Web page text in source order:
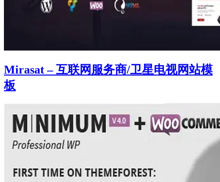
Mirasat – 互联网服务商/卫星电视网站模
板